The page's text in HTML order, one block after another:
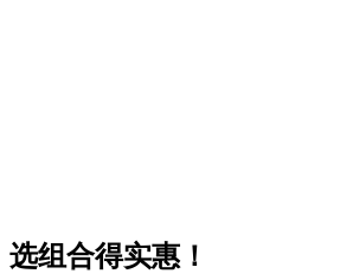
选组合得实惠！